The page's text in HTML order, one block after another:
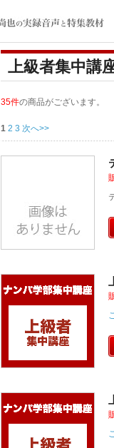
上級者集中講
35件の商品がございます。
1 2 3 次へ>>